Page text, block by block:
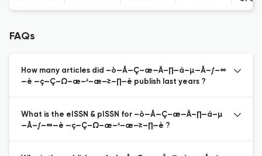
FAQs
How many articles did –ò—Å—Ç–æ—Ä–∏—á–µ—Å–∫–∞
—è —ç—Ç–Ω–æ–ª–æ–≥–∏—è publish last years ?
What is the eISSN & pISSN for –ò—Å—Ç–æ—Ä–∏—á–µ
—Å–∫–∞—è —ç—Ç–Ω–æ–ª–æ–≥–∏—è ?